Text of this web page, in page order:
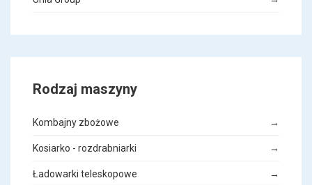
Rodzaj maszyny
Kombajny zbożowe →
Kosiarko - rozdrabniarki →
Ładowarki teleskopowe →